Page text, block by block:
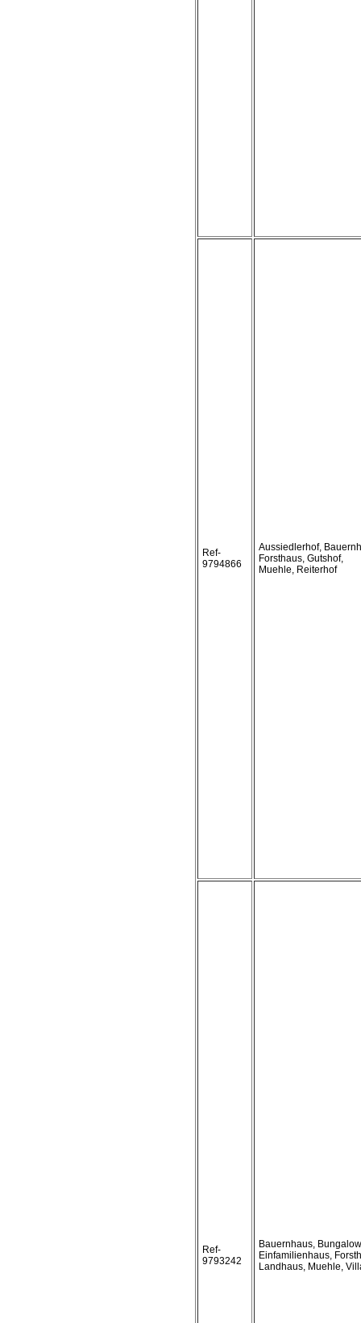
Ref-
9794866
Aussiedlerhof,
Forsthaus, Gutshof,
Muehle, Reiterhof
Ref-
9793242
Bauernhaus,
Einfamilienhaus,
Landhaus, Muehle,